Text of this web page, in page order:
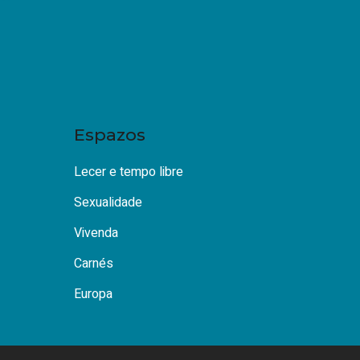
Espazos
Lecer e tempo libre
Sexualidade
Vivenda
Carnés
Europa